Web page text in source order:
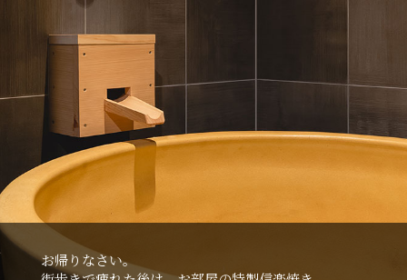
お帰りなさい。